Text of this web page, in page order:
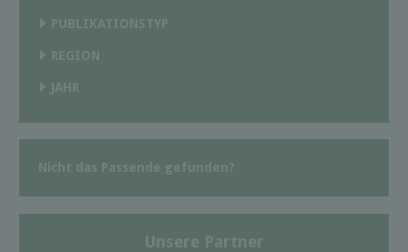
PUBLIKATIONSTYP
REGION
JAHR
Nicht das Passende gefunden?
Unsere Partner